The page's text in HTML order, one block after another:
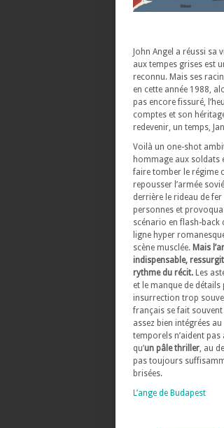
John Angel a réussi sa
aux tempes grises est
reconnu. Mais ses
en cette année 1988,
pas encore fissuré,
comptes et son
redevenir, un temps,
Voilà un one-shot
hommage aux soldats
faire tomber le régime
repousser l’armée
derrière le rideau de
personnes et
scénario en flash-back
ligne hyper
scène musclée. Mais
indispensable,
rythme du récit. Les
et le manque de
insurrection trop
français se fait
assez bien intégrées
temporels n’aident pas
qu’un pâle thriller, au
pas toujours
brisées.
L’ange de Budapest